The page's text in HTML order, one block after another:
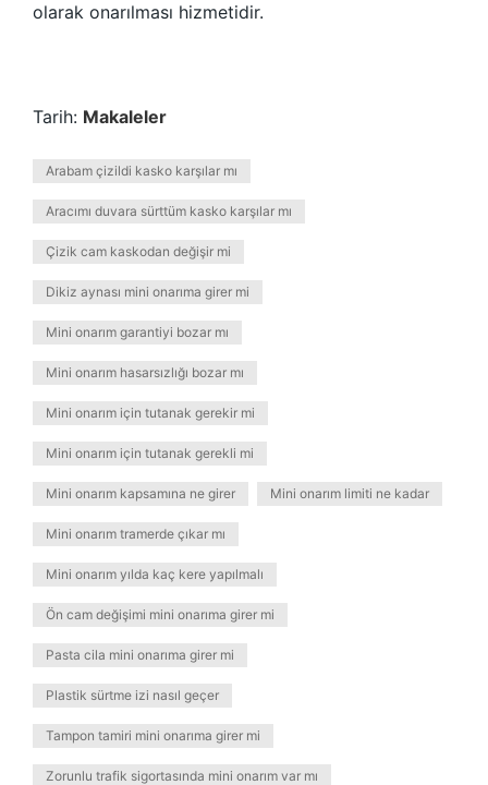
olarak onarılması hizmetidir.
Tarih: Makaleler
Arabam çizildi kasko karşılar mı
Aracımı duvara sürttüm kasko karşılar mı
Çizik cam kaskodan değişir mi
Dikiz aynası mini onarıma girer mi
Mini onarım garantiyi bozar mı
Mini onarım hasarsızlığı bozar mı
Mini onarım için tutanak gerekir mi
Mini onarım için tutanak gerekli mi
Mini onarım kapsamına ne girer Mini onarım limiti ne kadar
Mini onarım tramerde çıkar mı
Mini onarım yılda kaç kere yapılmalı
Ön cam değişimi mini onarıma girer mi
Pasta cila mini onarıma girer mi
Plastik sürtme izi nasıl geçer
Tampon tamiri mini onarıma girer mi
Zorunlu trafik sigortasında mini onarım var mı